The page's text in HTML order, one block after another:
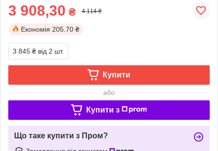
3 908,30 ₴ 4 114 ₴
Економія 205.70 ₴
3 845 ₴ від 2 шт.
Купити
або
Купити з
Що таке купити з Пром?